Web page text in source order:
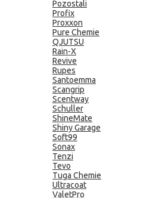
Pozostali
Profix
Proxxon
Pure Chemie
QJUTSU
Rain-X
Revive
Rupes
Santoemma
Scangrip
Scentway
Schuller
ShineMate
Shiny Garage
Soft99
Sonax
Tenzi
Tevo
Tuga Chemie
Ultracoat
ValetPro